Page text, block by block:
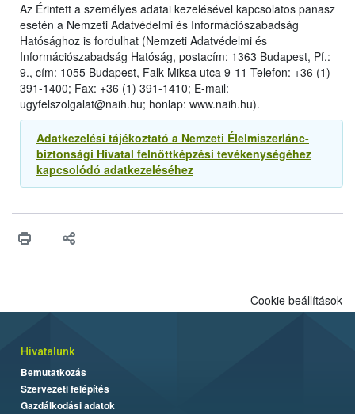
Az Érintett a személyes adatai kezelésével kapcsolatos panasz
esetén a Nemzeti Adatvédelmi és Információszabadság
Hatósághoz is fordulhat (Nemzeti Adatvédelmi és
Információszabadság Hatóság, postacím: 1363 Budapest, Pf.:
9., cím: 1055 Budapest, Falk Miksa utca 9-11 Telefon: +36 (1)
391-1400; Fax: +36 (1) 391-1410; E-mail:
ugyfelszolgalat@naih.hu; honlap: www.naih.hu).
Adatkezelési tájékoztató a Nemzeti Élelmiszerlánc-
biztonsági Hivatal felnőttképzési tevékenységéhez
kapcsolódó adatkezeléséhez
Cookie beállítások
Hivatalunk
Bemutatkozás
Szervezeti felépítés
Gazdálkodási adatok